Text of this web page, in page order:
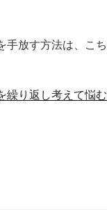
手放す方法は、こ
繰り返し考えて悩